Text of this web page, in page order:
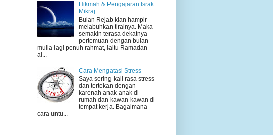
Hikmah & Pengajaran Israk
Mikraj
Bulan Rejab kian hampir
melabuhkan tirainya. Maka
semakin terasa dekatnya
pertemuan dengan bulan
mulia lagi penuh rahmat, iaitu Ramadan
al...
Cara Mengatasi Stress
Saya sering-kali rasa stress
dan tertekan dengan
karenah anak-anak di
rumah dan kawan-kawan di
tempat kerja. Bagaimana
cara untu...